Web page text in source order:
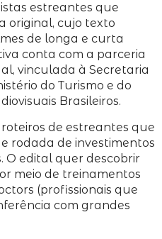
estreantes que
original, cujo texto
de longa e curta
conta com a parceria
vinculada à Secretaria
do Turismo e do
Brasileiros.
de estreantes que
rodada de investimentos
O edital quer descobrir
meio de treinamentos
(profissionais que
com grandes